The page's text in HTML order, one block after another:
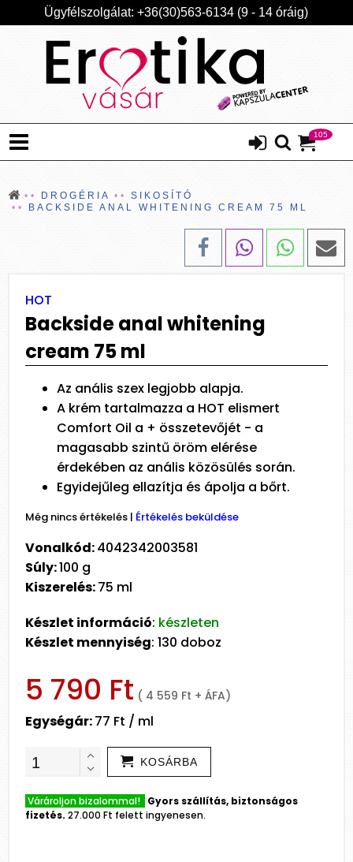
Ügyfélszolgálat: +36(30)563-6134 (9 - 14 óráig)
105
DROGÉRIA
SIKOSÍTÓ
BACKSIDE ANAL WHITENING CREAM 75 ML
HOT
Backside anal whitening
cream 75 ml
Az anális szex legjobb alapja.
A krém tartalmazza a HOT elismert
Comfort Oil a + összetevőjét - a
magasabb szintű öröm elérése
érdekében az anális közösülés során.
Egyidejűleg ellazítja és ápolja a bőrt.
Még nincs értékelés | Értékelés beküldése
Vonalkód:4042342003581
Súly:100 g
Kiszerelés:75 ml
Készlet információ: készleten
Készlet mennyiség: 130 doboz
5 790 Ft ( 4 559 Ft + ÁFA)
Egységár:77 Ft / ml
KOSÁRBA
Várároljon bizalommal! Gyors szállítás, biztonságos
fizetés. 27.000 Ft felett ingyenesen.